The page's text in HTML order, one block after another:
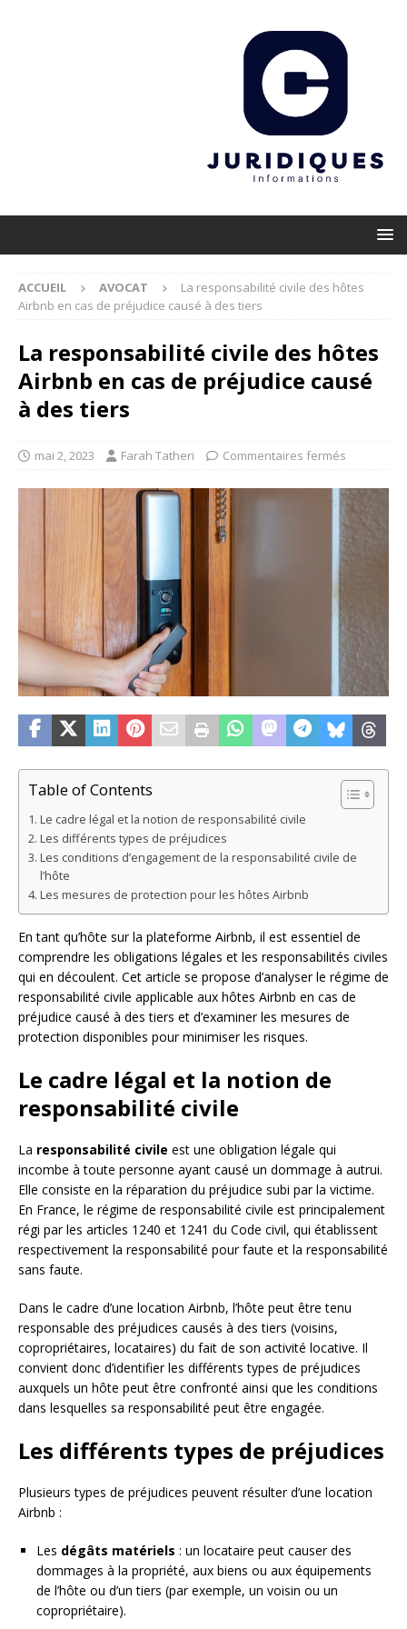
ACCUEIL AVOCAT
La responsabilité civile des hôtes
Airbnb en cas de préjudice causé à des tiers
La responsabilité civile des hôtes
Airbnb en cas de préjudice causé
à des tiers
mai 2, 2023 Farah Tatheri Commentaires fermés
Table of Contents
Le cadre légal et la notion de responsabilité civile
Les différents types de préjudices
Les conditions d’engagement de la responsabilité civile de
l’hôte
Les mesures de protection pour les hôtes Airbnb
En tant qu’hôte sur la plateforme Airbnb, il est essentiel de
comprendre les obligations légales et les responsabilités civiles
qui en découlent. Cet article se propose d’analyser le régime de
responsabilité civile applicable aux hôtes Airbnb en cas de
préjudice causé à des tiers et d’examiner les mesures de
protection disponibles pour minimiser les risques.
Le cadre légal et la notion de
responsabilité civile
La responsabilité civile est une obligation légale qui
incombe à toute personne ayant causé un dommage à autrui.
Elle consiste en la réparation du préjudice subi par la victime.
En France, le régime de responsabilité civile est principalement
régi par les articles 1240 et 1241 du Code civil, qui établissent
respectivement la responsabilité pour faute et la responsabilité
sans faute.
Dans le cadre d’une location Airbnb, l’hôte peut être tenu
responsable des préjudices causés à des tiers (voisins,
copropriétaires, locataires) du fait de son activité locative. Il
convient donc d’identifier les différents types de préjudices
auxquels un hôte peut être confronté ainsi que les conditions
dans lesquelles sa responsabilité peut être engagée.
Les différents types de préjudices
Plusieurs types de préjudices peuvent résulter d’une location
Airbnb :
Les dégâts matériels : un locataire peut causer des
dommages à la propriété, aux biens ou aux équipements
de l’hôte ou d’un tiers (par exemple, un voisin ou un
copropriétaire).